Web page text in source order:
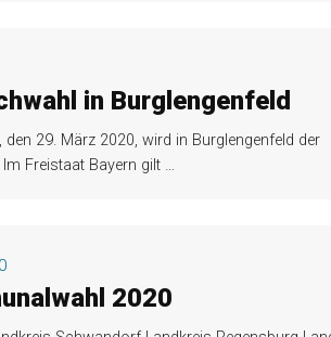
in Burglengenfeld
den 29. März 2020, wird in Burglengenfeld der
Freistaat Bayern gilt …
2020